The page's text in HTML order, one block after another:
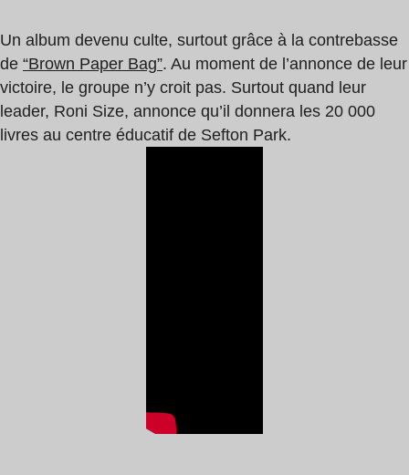
Un album devenu culte, surtout grâce à la contrebasse
de “Brown Paper Bag”. Au moment de l’annonce de leur
victoire, le groupe n’y croit pas. Surtout quand leur
leader, Roni Size, annonce qu’il donnera les 20 000
livres au centre éducatif de Sefton Park.